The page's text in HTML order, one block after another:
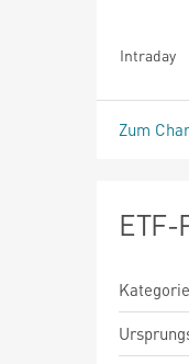
Intraday
seit
Zum
Kategorie